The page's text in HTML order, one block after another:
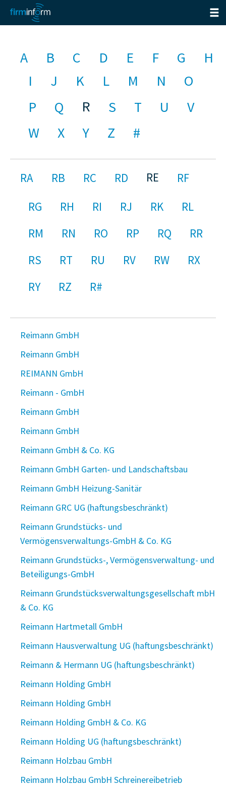
A B C D E F G
H
I
J K L M N
O
P
Q R S T U
V
W
X Y Z #
RA RB RC RD RE
RF
RG
RH RI RJ RK
RL
RM
RN RO RP RQ
RR
RS
RT RU RV RW
RX
RY
RZ R#
Reimann GmbH
Reimann GmbH
REIMANN GmbH
Reimann - GmbH
Reimann GmbH
Reimann GmbH
Reimann GmbH & Co. KG
Reimann GmbH Garten- und Landschaftsbau
Reimann GmbH Heizung-Sanitär
Reimann GRC UG (haftungsbeschränkt)
Reimann Grundstücks- und
Vermögensverwaltungs-GmbH & Co. KG
Reimann Grundstücks-, Vermögensverwaltung- und
Beteiligungs-GmbH
Reimann Grundstücksverwaltungsgesellschaft mbH
& Co. KG
Reimann Hartmetall GmbH
Reimann Hausverwaltung UG (haftungsbeschränkt)
Reimann & Hermann UG (haftungsbeschränkt)
Reimann Holding GmbH
Reimann Holding GmbH
Reimann Holding GmbH & Co. KG
Reimann Holding UG (haftungsbeschränkt)
Reimann Holzbau GmbH
Reimann Holzbau GmbH Schreinereibetrieb